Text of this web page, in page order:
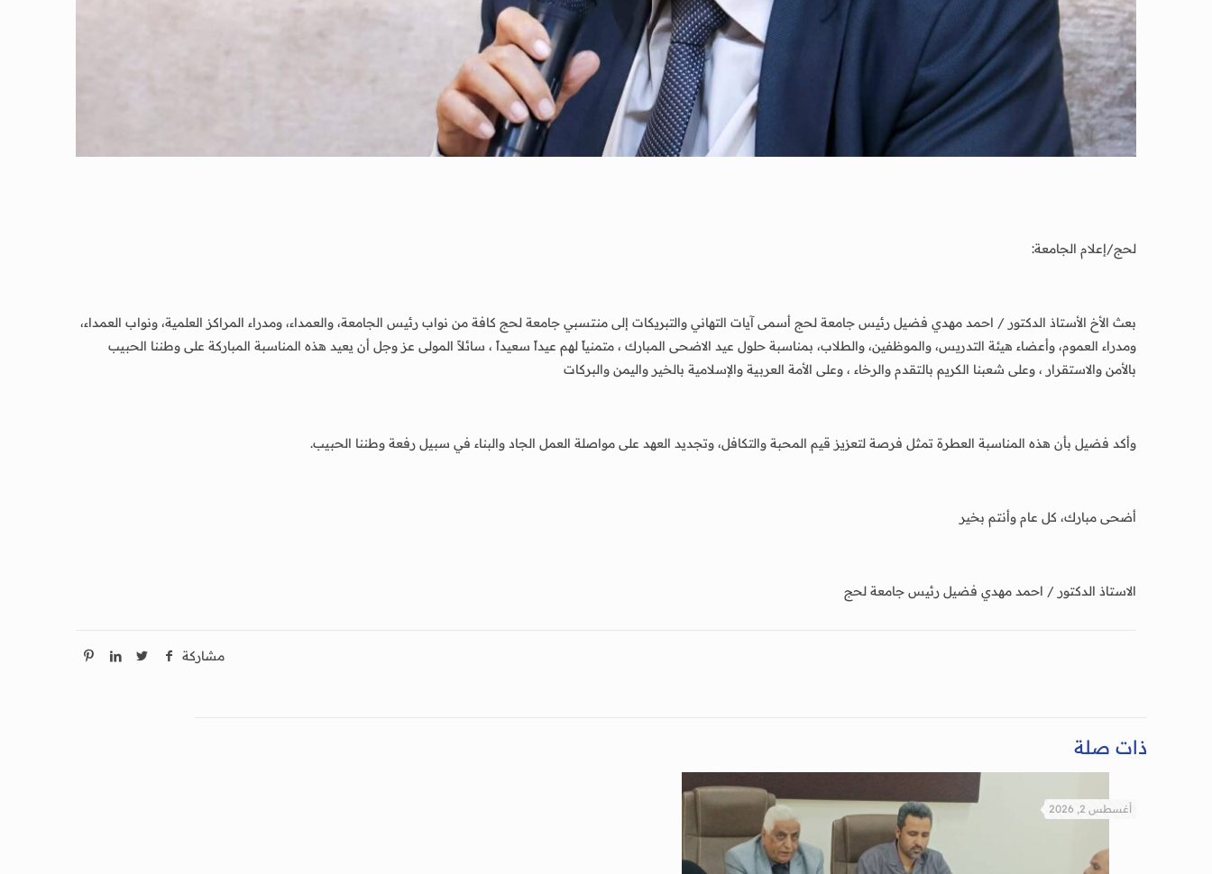
لحج/إعلام الجامعة:
بعث الأخ الأستاذ الدكتور / احمد مهدي فضيل رئيس جامعة لحج أسمى آيات التهاني والتبريكات إلى منتسبي جامعة لحج كافة من نواب رئيس الجامعة، والعمداء، ومدراء المراكز العلمية، ونواب العمداء،
ومدراء العموم، وأعضاء هيئة التدريس، والموظفين، والطلاب، بمناسبة حلول عيد الاضحى المبارك ، متمنياً لهم عيداً سعيداً ، سائلاً المولى عز وجل أن يعيد هذه المناسبة المباركة على وطننا الحبيب
بالأمن والاستقرار ، وعلى شعبنا الكريم بالتقدم والرخاء ، وعلى الأمة العربية والإسلامية بالخير واليمن والبركات
وأكد فضيل بأن هذه المناسبة العطرة تمثل فرصة لتعزيز قيم المحبة والتكافل، وتجديد العهد على مواصلة العمل الجاد والبناء في سبيل رفعة وطننا الحبيب.
أضحى مبارك، كل عام وأنتم بخير
الاستاذ الدكتور / احمد مهدي فضيل رئيس جامعة لحج
مشاركة
ذات صلة
أغسطس 2, 2026